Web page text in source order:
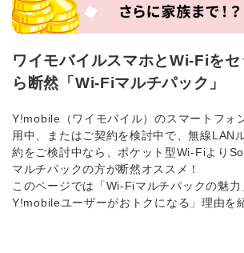
ワイモバイルスマホとWi-Fiを
ら断然「Wi-Fiマルチパック」
Y!mobile（ワイモバイル）のスマートフォ
用中、またはご契約を検討中で、無線LAN
約をご検討中なら、ポケット型Wi-Fiより
マルチパックの方が断然オススメ！
このページでは「Wi-Fiマルチパックの魅力
Y!mobileユーザーがおトクになる」理由を